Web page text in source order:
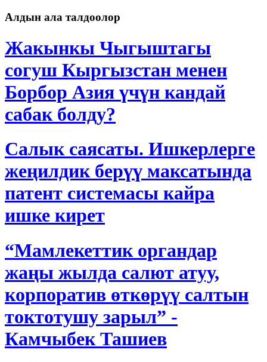
Алдын ала талдоолор
Жакынкы Чыгыштагы
согуш Кыргызстан менен
Борбор Азия үчүн кандай
сабак болду?
Салык саясаты. Ишкерлерге
жеңилдик берүү максатында
патент системасы кайра
ишке кирет
“Мамлекеттик органдар
жаңы жылда салют атуу,
корпоратив өткөрүү салтын
токтотушу зарыл” -
Камчыбек Ташиев